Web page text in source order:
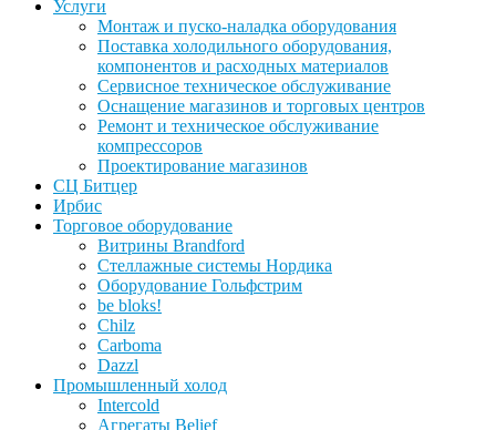
Услуги
Монтаж и пуско-наладка оборудования
Поставка холодильного оборудования,
компонентов и расходных материалов
Сервисное техническое обслуживание
Оснащение магазинов и торговых центров
Ремонт и техническое обслуживание
компрессоров
Проектирование магазинов
СЦ Битцер
Ирбис
Торговое оборудование
Витрины Brandford
Стеллажные системы Нордика
Оборудование Гольфстрим
be bloks!
Chilz
Carboma
Dazzl
Промышленный холод
Intercold
Агрегаты Belief